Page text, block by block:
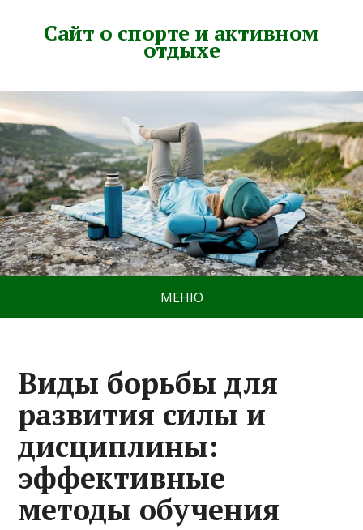
Сайт о спорте и активном
отдыхе
МЕНЮ
Виды борьбы для
развития силы и
дисциплины:
эффективные
методы обучения